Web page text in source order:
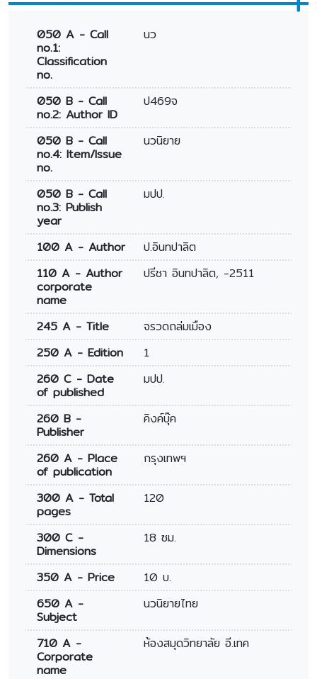
050 A - Call
no.1:
Classification
no.
นว
050 B - Call
no.2: Author ID
ป469จ
050 B - Call
no.4: Item/Issue
no.
นวนิยาย
050 B - Call
no.3: Publish
year
มปป.
100 A - Author
ป.อินทปาลิต
110 A - Author
corporate
name
ปรีชา อินทปาลิต, -2511
245 A - Title
จรวดถล่มเมือง
250 A - Edition
1
260 C - Date
of published
มปป.
260 B -
Publisher
คิงค์บุ๊ค
260 A - Place
of publication
กรุงเทพฯ
300 A - Total
pages
120
300 C -
Dimensions
18 ซม.
350 A - Price
10 บ.
650 A -
Subject
นวนิยายไทย
710 A -
Corporate
name
ห้องสมุดวิทยาลัย อี.เทค